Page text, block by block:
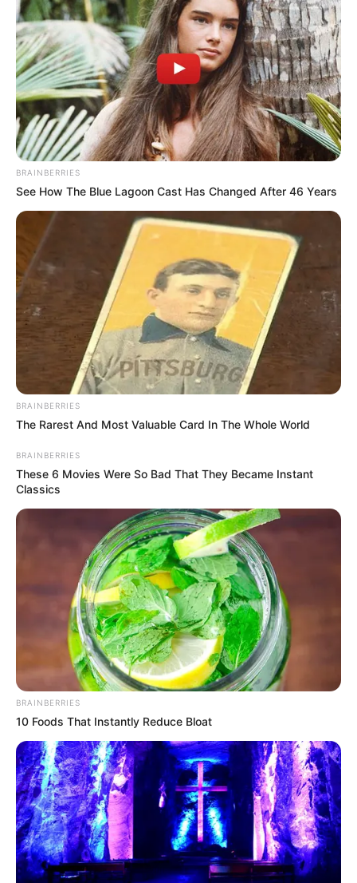
BRAINBERRIES
See How The Blue Lagoon Cast Has Changed After 46 Years
BRAINBERRIES
The Rarest And Most Valuable Card In The Whole World
BRAINBERRIES
These 6 Movies Were So Bad That They Became Instant
Classics
BRAINBERRIES
10 Foods That Instantly Reduce Bloat